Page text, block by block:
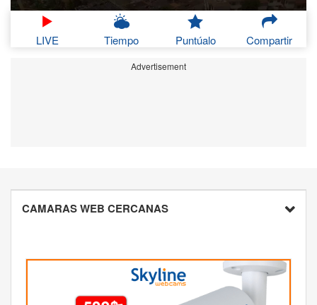
LIVE Tiempo Puntúalo Compartir
Advertisement
CAMARAS WEB CERCANAS